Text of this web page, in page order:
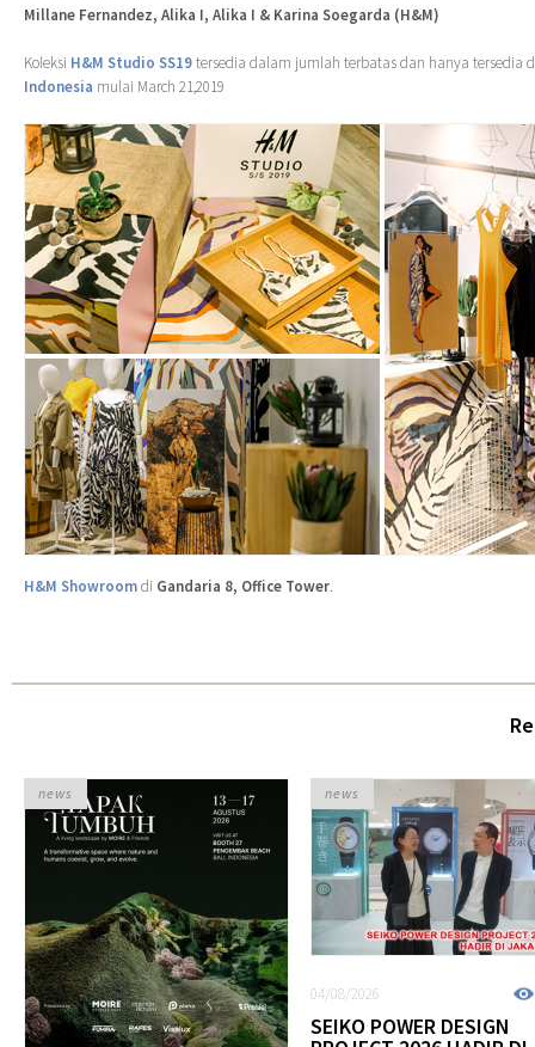
Millane Fernandez, Alika I, Alika I & Karina Soegarda (H&M)
Koleksi H&M Studio SS19tersedia dalam jumlah terbatas dan hanya tersedia
Indonesia mulai March 21,2019
H&M Showroomdi Gandaria 8, Office Tower.
news
04/08/2026
SEIKO POWER DESIGN
news